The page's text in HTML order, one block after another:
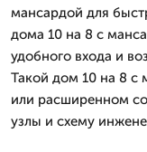
мансардой для
дома 10 на 8 с
удобного входа и
Такой дом 10 на 8 с
или расширенном
узлы и схему